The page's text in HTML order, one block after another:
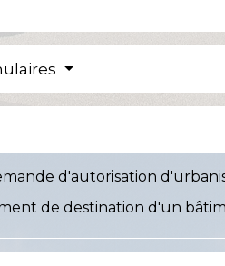
d'autorisation
de destination d'un